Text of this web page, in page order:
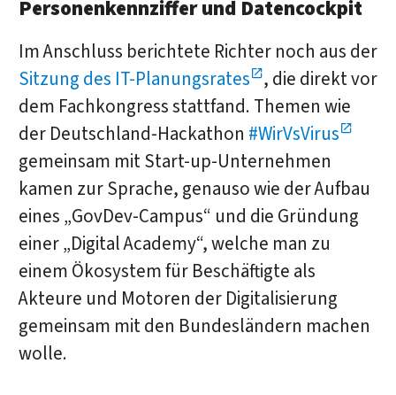
Personenkennziffer und Datencockpit
Im Anschluss berichtete Richter noch aus der
Sitzung des IT-Planungsrates , die direkt vor
dem Fachkongress stattfand. Themen wie
der Deutschland-Hackathon #WirVsVirus
gemeinsam mit Start-up-Unternehmen
kamen zur Sprache, genauso wie der Aufbau
eines „GovDev-Campus“ und die Gründung
einer „Digital Academy“, welche man zu
einem Ökosystem für Beschäftigte als
Akteure und Motoren der Digitalisierung
gemeinsam mit den Bundesländern machen
wolle.